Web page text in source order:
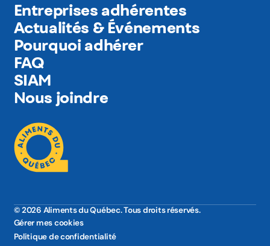
Entreprises adhérentes
Actualités & Événements
Pourquoi adhérer
FAQ
SIAM
Nous joindre
© 2026 Aliments du Québec. Tous droits réservés.
Gérer mes cookies
Politique de confidentialité